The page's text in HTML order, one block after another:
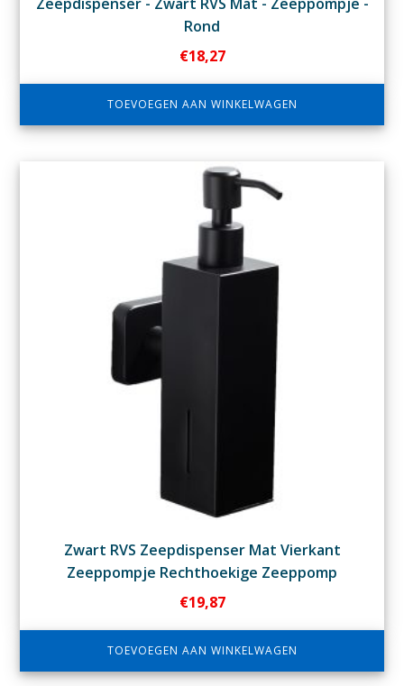
Rond
€18,27
TOEVOEGEN AAN WINKELWAGEN
Zwart RVS Zeepdispenser Mat Vierkant
Zeeppompje Rechthoekige Zeeppomp
€19,87
TOEVOEGEN AAN WINKELWAGEN